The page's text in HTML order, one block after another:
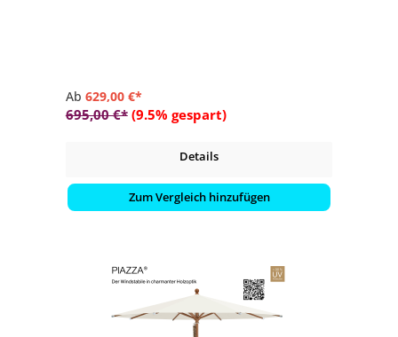
Ab 629,00 €*
695,00 €* (9.5% gespart)
Details
Zum Vergleich hinzufügen